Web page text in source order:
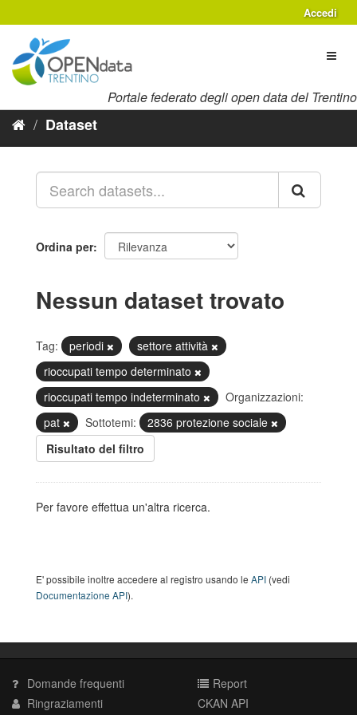
al
contenuto
Accedi
Portale federato degli open data del Trentino
Dataset
Ordina per
Nessun dataset trovato
Tag: periodi
settore attività
rioccupati tempo determinato
rioccupati tempo indeterminato
Organizzazioni:
pat
Sottotemi:
2836 protezione sociale
Risultato del filtro
Per favore effettua un'altra ricerca.
E' possibile inoltre accedere al registro usando le API (vedi
Documentazione API).
Domande frequenti
Ringraziamenti
Report
CKAN API